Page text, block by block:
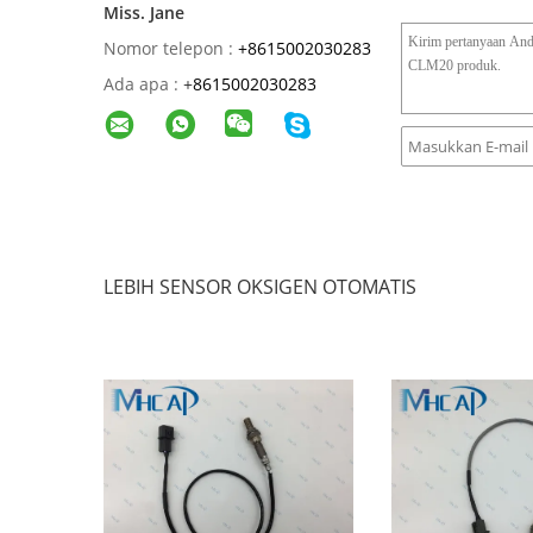
Miss. Jane
Nomor telepon : +8615002030283
Ada apa : +8615002030283
LEBIH SENSOR OKSIGEN OTOMATIS